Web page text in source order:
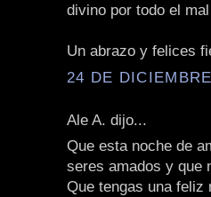
divino por todo el
Un abrazo y felices
24 DE
Ale A. dijo...
Que esta noche de
seres amados y que
Que tengas una feliz